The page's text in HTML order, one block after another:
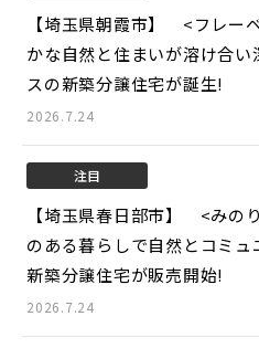
【埼玉県朝霞市】 <フレー
かな自然と住まいが溶け合
スの新築分譲住宅が誕生!
2026.7.24
注目
【埼玉県春日部市】 <みの
のある暮らしで自然とコミ
新築分譲住宅が販売開始!
2026.7.24